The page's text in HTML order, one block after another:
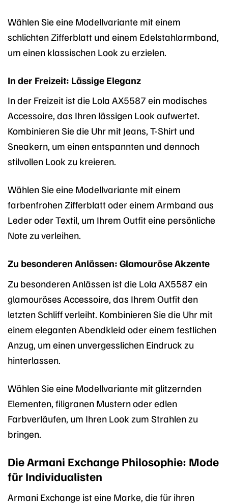
Wählen Sie eine Modellvariante mit einem
schlichten Zifferblatt und einem Edelstahlarmband,
um einen klassischen Look zu erzielen.
In der Freizeit: Lässige Eleganz
In der Freizeit ist die Lola AX5587 ein modisches
Accessoire, das Ihren lässigen Look aufwertet.
Kombinieren Sie die Uhr mit Jeans, T-Shirt und
Sneakern, um einen entspannten und dennoch
stilvollen Look zu kreieren.
Wählen Sie eine Modellvariante mit einem
farbenfrohen Zifferblatt oder einem Armband aus
Leder oder Textil, um Ihrem Outfit eine persönliche
Note zu verleihen.
Zu besonderen Anlässen: Glamouröse Akzente
Zu besonderen Anlässen ist die Lola AX5587 ein
glamouröses Accessoire, das Ihrem Outfit den
letzten Schliff verleiht. Kombinieren Sie die Uhr mit
einem eleganten Abendkleid oder einem festlichen
Anzug, um einen unvergesslichen Eindruck zu
hinterlassen.
Wählen Sie eine Modellvariante mit glitzernden
Elementen, filigranen Mustern oder edlen
Farbverläufen, um Ihren Look zum Strahlen zu
bringen.
Die Armani Exchange Philosophie: Mode
für Individualisten
Armani Exchange ist eine Marke, die für ihren